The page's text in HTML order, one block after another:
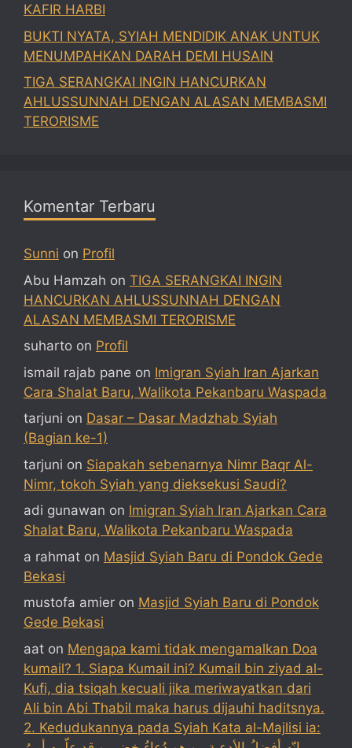
KAFIR HARBI
BUKTI NYATA, SYIAH MENDIDIK ANAK UNTUK
MENUMPAHKAN DARAH DEMI HUSAIN
TIGA SERANGKAI INGIN HANCURKAN
AHLUSSUNNAH DENGAN ALASAN MEMBASMI
TERORISME
Komentar Terbaru
Sunni on Profil
Abu Hamzah on TIGA SERANGKAI INGIN
HANCURKAN AHLUSSUNNAH DENGAN
ALASAN MEMBASMI TERORISME
suharto on Profil
ismail rajab pane on Imigran Syiah Iran Ajarkan
Cara Shalat Baru, Walikota Pekanbaru Waspada
tarjuni on Dasar – Dasar Madzhab Syiah
(Bagian ke-1)
tarjuni on Siapakah sebenarnya Nimr Baqr Al-
Nimr, tokoh Syiah yang dieksekusi Saudi?
adi gunawan on Imigran Syiah Iran Ajarkan Cara
Shalat Baru, Walikota Pekanbaru Waspada
a rahmat on Masjid Syiah Baru di Pondok Gede
Bekasi
mustofa amier on Masjid Syiah Baru di Pondok
Gede Bekasi
aat on Mengapa kami tidak mengamalkan Doa
kumail? 1. Siapa Kumail ini? Kumail bin ziyad al-
Kufi, dia tsiqah kecuali jika meriwayatkan dari
Ali bin Abi Thabil maka harus dijauhi haditsnya.
2. Kedudukannya pada Syiah Kata al-Majlisi ia: